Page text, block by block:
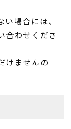
場合には、
合わせくださ
けませんの